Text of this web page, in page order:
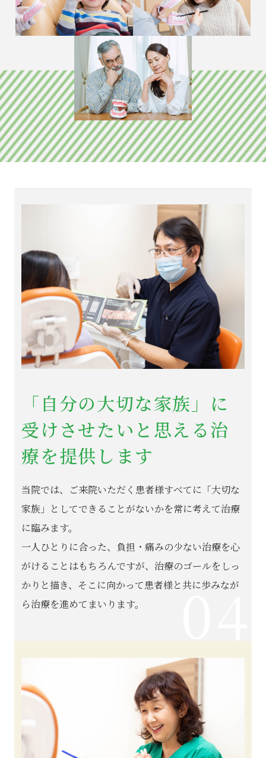
「自分の大切な家族」に
受けさせたいと思える治
療を提供します
当院では、ご来院いただく患者様すべてに「大切な
家族」としてできることがないかを常に考えて治療
に臨みます。
一人ひとりに合った、負担・痛みの少ない治療を心
がけることはもちろんですが、治療のゴールをしっ
かりと描き、そこに向かって患者様と共に歩みなが
ら治療を進めてまいります。
04